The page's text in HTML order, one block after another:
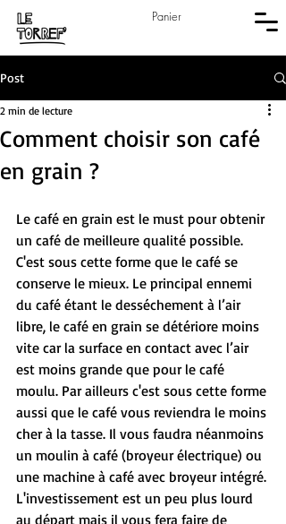
Panier
Post
Comment choisir son café
en grain ?
2 min de lecture
Le café en grain est le must pour obtenir
un café de meilleure qualité possible.
C'est sous cette forme que le café se
conserve le mieux. Le principal ennemi
du café étant le desséchement à l’air
libre, le café en grain se détériore moins
vite car la surface en contact avec l’air
est moins grande que pour le café
moulu. Par ailleurs c'est sous cette forme
aussi que le café vous reviendra le moins
cher à la tasse. Il vous faudra néanmoins
un moulin à café (broyeur électrique) ou
une machine à café avec broyeur intégré.
L'investissement est un peu plus lourd
au départ mais il vous fera faire de